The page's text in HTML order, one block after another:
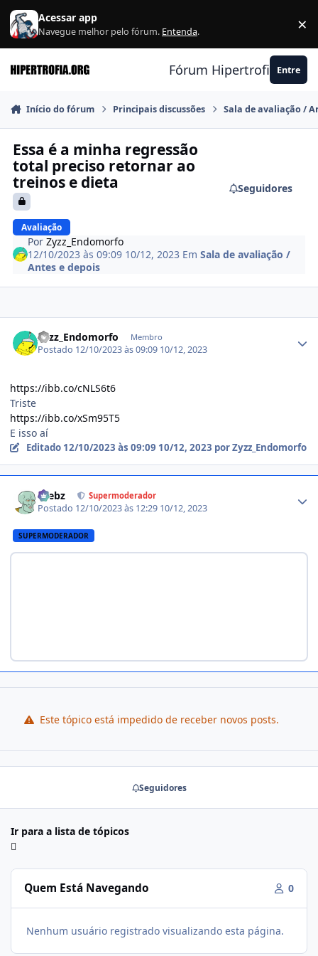
Ir para conteúdo
Acessar app
Navegue melhor pelo fórum. Entenda. ×
Fórum Hipertrofia.org
Entre
Início do fórum Principais discussões Sala de avaliação /
Essa é a minha regressão
total preciso retornar ao
treinos e dieta
Avaliação
Seguidores
PorZyzz_Endomorfo
12/10/2023 às 09:09 10/12, 2023 EmSala de avaliação /
Antes e depois
Zyzz_Endomorfo Membro
Postado 12/10/2023 às 09:09 10/12, 2023
https://ibb.co/cNLS6t6
Triste
https://ibb.co/xSm95T5
E isso aí
Editado 12/10/2023 às 09:09 10/12, 2023 por Zyzz_Endomorfo
krebz Supermoderador
Postado 12/10/2023 às 12:29 10/12, 2023
SUPERMODERADOR
Este tópico está impedido de receber novos posts.
Seguidores
Ir para a lista de tópicos
Quem Está Navegando 0
Nenhum usuário registrado visualizando esta página.